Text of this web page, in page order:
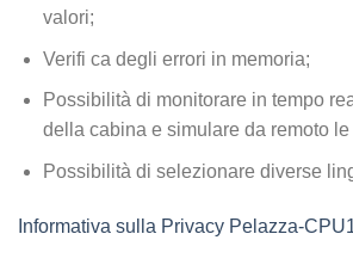
valori;
Verifi ca degli errori in memoria;
Possibilità di monitorare in tempo
della cabina e simulare da remoto le
Possibilità di selezionare diverse
Informativa sulla Privacy Pelazza-